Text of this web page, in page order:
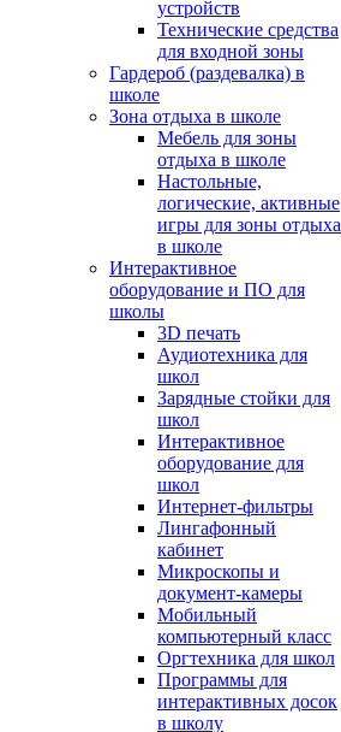
устройств
Технические средства
для входной зоны
Гардероб (раздевалка) в
школе
Зона отдыха в школе
Мебель для зоны
отдыха в школе
Настольные,
логические, активные
игры для зоны отдыха
в школе
Интерактивное
оборудование и ПО для
школы
3D печать
Аудиотехника для
школ
Зарядные стойки для
школ
Интерактивное
оборудование для
школ
Интернет-фильтры
Лингафонный
кабинет
Микроскопы и
документ-камеры
Мобильный
компьютерный класс
Оргтехника для школ
Программы для
интерактивных досок
в школу